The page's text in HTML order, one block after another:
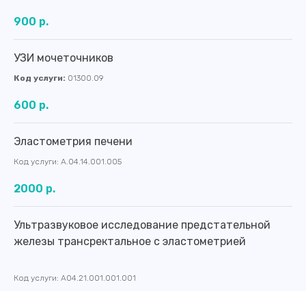
900 р.
УЗИ мочеточников
Код услуги: 01300.09
600 р.
Эластометрия печени
Код услуги: А.04.14.001.005
2000 р.
Ультразвуковое исследование предстательной
железы трансректальное с эластометрией
Код услуги: A04.21.001.001.001